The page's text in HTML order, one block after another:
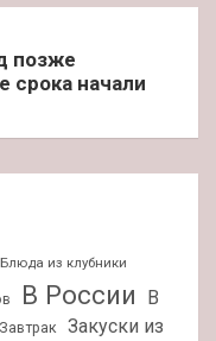
позже
срока начали
Блюда из клубники
В России
В
Завтрак Закуски из